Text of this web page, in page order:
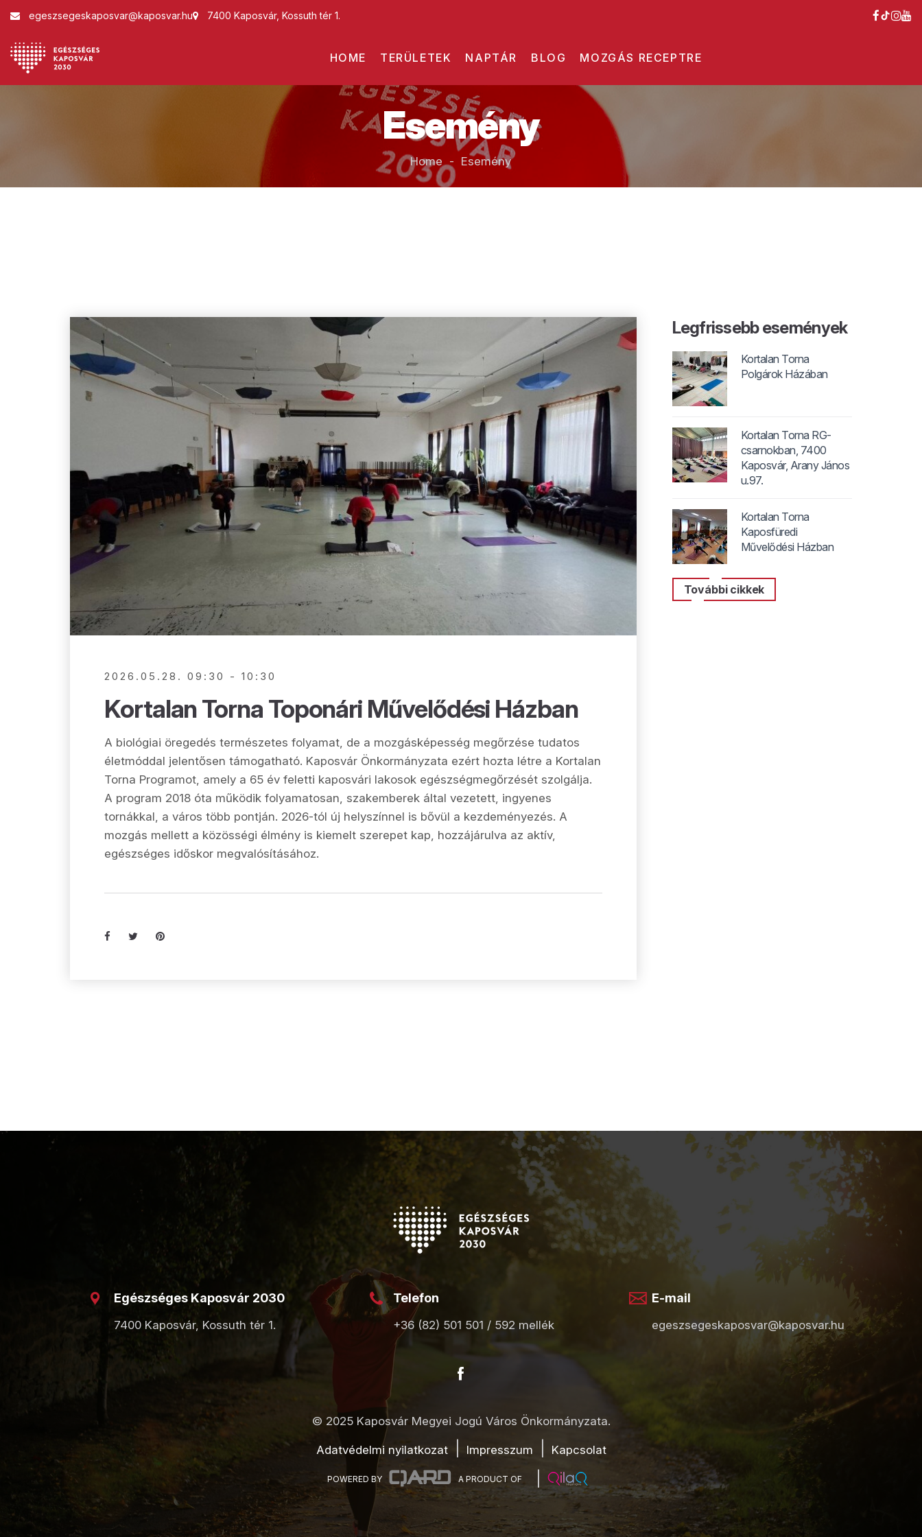
egeszsegeskaposvar@kaposvar.hu 7400 Kaposvár, Kossuth tér 1.
HOME TERÜLETEK NAPTÁR BLOG MOZGÁS RECEPTRE
Esemény
Home - Esemény
2026.05.28. 09:30 - 10:30
Kortalan Torna Toponári Művelődési Házban
A biológiai öregedés természetes folyamat, de a mozgásképesség megőrzése tudatos
életmóddal jelentősen támogatható. Kaposvár Önkormányzata ezért hozta létre a Kortalan
Torna Programot, amely a 65 év feletti kaposvári lakosok egészségmegőrzését szolgálja.
A program 2018 óta működik folyamatosan, szakemberek által vezetett, ingyenes
tornákkal, a város több pontján. 2026-tól új helyszínnel is bővül a kezdeményezés. A
mozgás mellett a közösségi élmény is kiemelt szerepet kap, hozzájárulva az aktív,
egészséges időskor megvalósításához.
Legfrissebb események
Kortalan Torna
Polgárok Házában
Kortalan Torna RG-
csarnokban, 7400
Kaposvár, Arany János
u.97.
Kortalan Torna
Kaposfüredi
Művelődési Házban
További cikkek
Egészséges Kaposvár 2030
7400 Kaposvár, Kossuth tér 1.
Telefon
+36 (82) 501 501 / 592 mellék
E-mail
egeszsegeskaposvar@kaposvar.hu
© 2025 Kaposvár Megyei Jogú Város Önkormányzata.
Adatvédelmi nyilatkozat Impresszum Kapcsolat
POWERED BY A PRODUCT OF